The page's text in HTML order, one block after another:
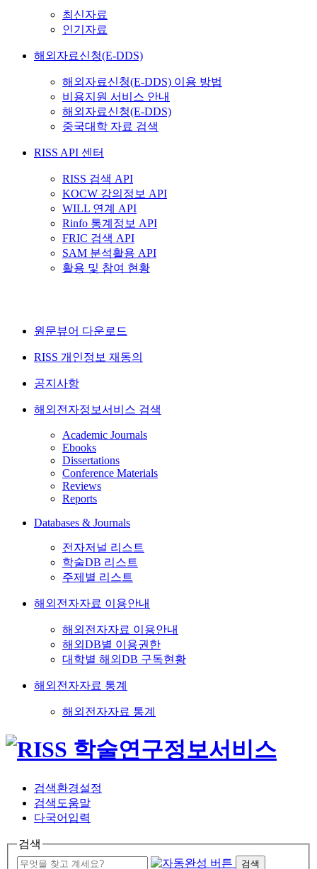
최신자료
인기자료
해외자료신청(E-DDS)
해외자료신청(E-DDS) 이용 방법
비용지원 서비스 안내
해외자료신청(E-DDS)
중국대학 자료 검색
RISS API 센터
RISS 검색 API
KOCW 강의정보 API
WILL 연계 API
Rinfo 통계정보 API
FRIC 검색 API
SAM 분석활용 API
활용 및 참여 현황
원문뷰어 다운로드
RISS 개인정보 재동의
공지사항
해외전자정보서비스 검색
Academic Journals
Ebooks
Dissertations
Conference Materials
Reviews
Reports
Databases & Journals
전자저널 리스트
학술DB 리스트
주제별 리스트
해외전자자료 이용안내
해외전자자료 이용안내
해외DB별 이용권한
대학별 해외DB 구독현황
해외전자자료 통계
해외전자자료 통계
검색환경설정
검색도움말
다국어입력
검색
검색